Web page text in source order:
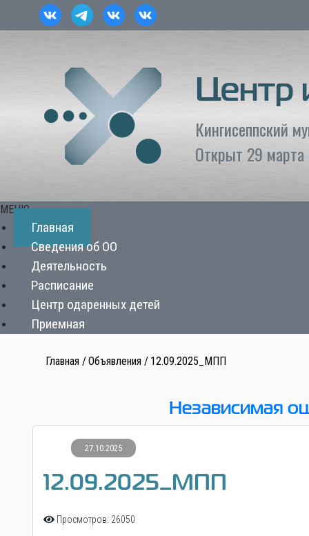
Центр
Кингисеппский
Открыт 29 марта
МЕНЮ
Главная
Сведения об ОО
Деятельность
Расписание
Центр одаренных детей
Приемная
Главная Объявления 12.09.2025_МПП
Независимая
27.10.2025
12.09.2025_МПП
Просмотров: 26050